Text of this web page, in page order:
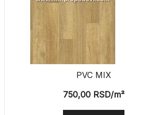
PVC MIX
750,00 RSD/m²